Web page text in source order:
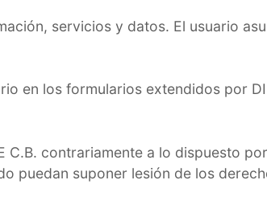
servicios y datos. El usuario
en los formularios extendidos por
contrariamente a lo dispuesto
puedan suponer lesión de los